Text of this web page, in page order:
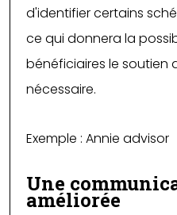
d'identifier certains
ce qui donnera la
bénéficiaires le
nécessaire.
Exemple : Annie advisor
Une
améliorée